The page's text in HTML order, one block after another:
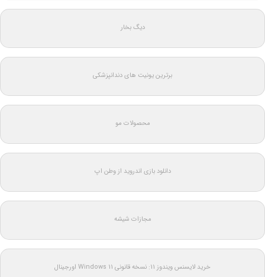
دیگ بخار
برترین یونیت های دندانپزشکی
محصولات مو
دانلود بازی اندروید از وطن اپ
مجازات شیشه
خرید لایسنس ویندوز 11: نسخه قانونی Windows 11 اورجینال